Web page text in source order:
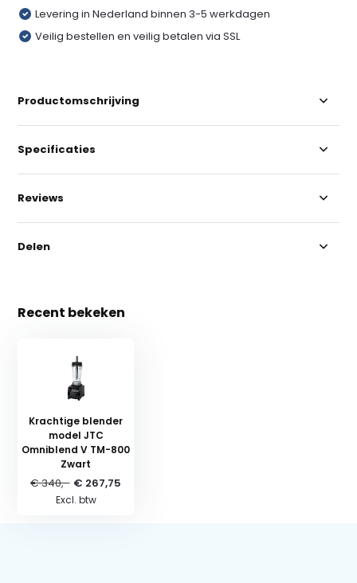
Levering in Nederland binnen 3-5 werkdagen
Veilig bestellen en veilig betalen via SSL
Productomschrijving
Specificaties
Reviews
Delen
Recent bekeken
Krachtige blender
model JTC
Omniblend V TM-800
Zwart
€ 340,- € 267,75
Excl. btw